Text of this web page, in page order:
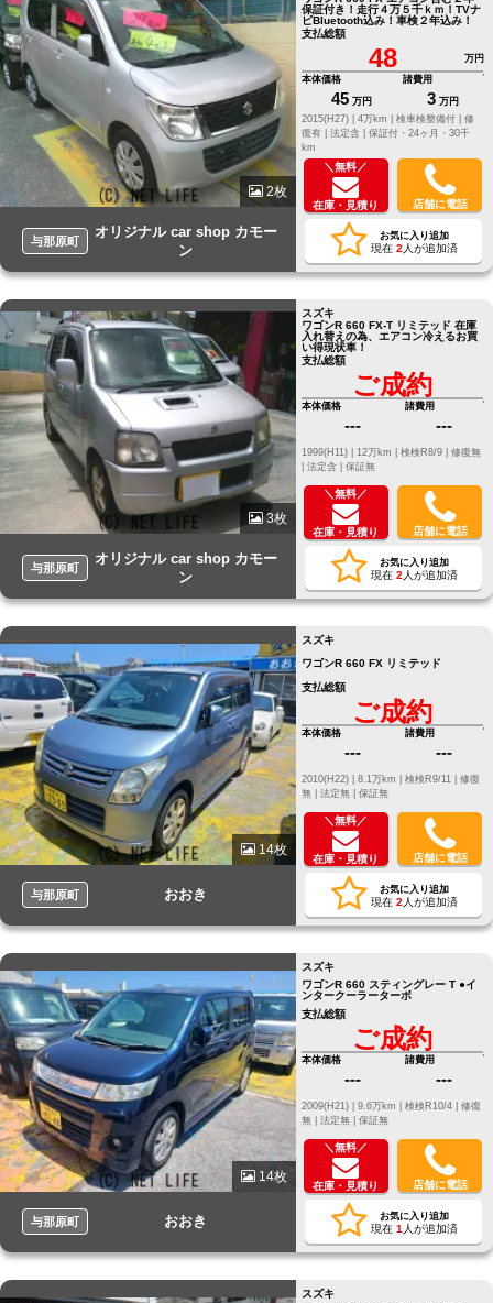
2枚
与那原町
オリジナル car shop カモー
ン
保証付き！走行４万５千ｋｍ！TVナ
ビBluetooth込み！車検２年込み！
支払総額
48
万円
本体価格
45 万円
諸費用
3 万円
2015(H27) |
4万km | 検車検整備付 | 修
復有 | 法定含 | 保証付・24ヶ月・30千
km
＼無料／
在庫・見積り 店舗に電話
お気に入り追加
現在 2 人が追加済
3枚
与那原町
オリジナル car shop カモー
ン
スズキ
ワゴンR 660 FX-T リミテッド 在庫
入れ替えの為、エアコン冷えるお買
い得現状車！
支払総額
ご成約
本体価格
---
諸費用
---
修復無
法定含 | 保証無
＼無料／
在庫・見積り 店舗に電話
お気に入り追加
現在 2 人が追加済
14枚
与那原町 おおき
スズキ
ワゴンR 660 FX リミテッド
支払総額
ご成約
本体価格
---
諸費用
---
修復
無 | 法定無 | 保証無
＼無料／
在庫・見積り 店舗に電話
お気に入り追加
現在 2 人が追加済
14枚
与那原町 おおき
スズキ
ワゴンR 660 スティングレー T ●イ
ンタークーラーターボ
支払総額
ご成約
本体価格
---
諸費用
---
修復
無 | 法定無 | 保証無
＼無料／
在庫・見積り 店舗に電話
お気に入り追加
現在 1 人が追加済
スズキ